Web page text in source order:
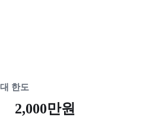
한도
2,000만원